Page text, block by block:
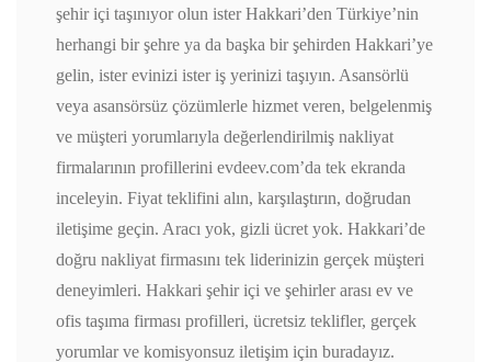
şehir içi taşınıyor olun ister Hakkari’den Türkiye’nin
herhangi bir şehre ya da başka bir şehirden Hakkari’ye
gelin, ister evinizi ister iş yerinizi taşıyın. Asansörlü
veya asansörsüz çözümlerle hizmet veren, belgelenmiş
ve müşteri yorumlarıyla değerlendirilmiş nakliyat
firmalarının profillerini evdeev.com’da tek ekranda
inceleyin. Fiyat teklifini alın, karşılaştırın, doğrudan
iletişime geçin. Aracı yok, gizli ücret yok. Hakkari’de
doğru nakliyat firmasını tek liderinizin gerçek müşteri
deneyimleri. Hakkari şehir içi ve şehirler arası ev ve
ofis taşıma firması profilleri, ücretsiz teklifler, gerçek
yorumlar ve komisyonsuz iletişim için buradayız.